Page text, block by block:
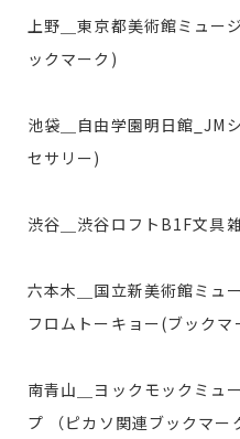
上野＿東京都美術館ミュ
ックマーク)
池袋＿自由学園明日館_JM
セサリー)
渋谷＿渋谷ロフトB1F文具
六本木＿国立新美術館ミュ
フロムトーキョー(ブックマ
南青山＿ヨックモックミュ
プ （ピカソ関連ブックマー